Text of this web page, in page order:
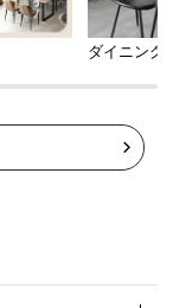
ダイニング